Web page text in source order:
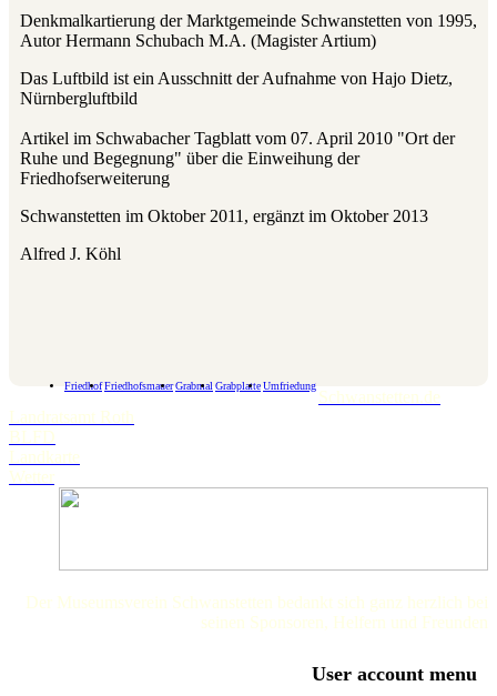
Denkmalkartierung der Marktgemeinde Schwanstetten von 1995,
Autor Hermann Schubach M.A. (Magister Artium)
Das Luftbild ist ein Ausschnitt der Aufnahme von Hajo Dietz,
Nürnbergluftbild
Artikel im Schwabacher Tagblatt vom 07. April 2010 "Ort der
Ruhe und Begegnung" über die Einweihung der
Friedhofserweiterung
Schwanstetten im Oktober 2011, ergänzt im Oktober 2013
Alfred J. Köhl
FriedhofFriedhofsmauerGrabmal GrabplatteUmfriedung
Schwanstetten.de
Landratsamt Roth
BLFD
Landkarte
Wetter
Der Museumsverein Schwanstetten bedankt sich ganz herzlich bei
seinen Sponsoren, Helfern und Freunden
User account menu